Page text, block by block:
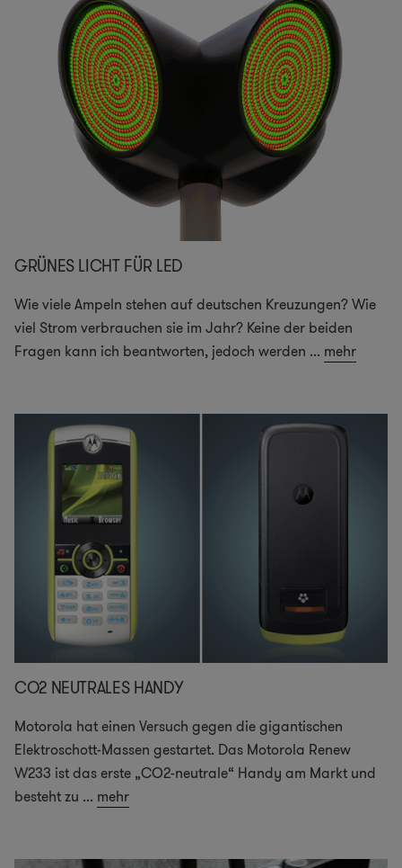
GRÜNES LICHT FÜR LED
Wie viele Ampeln stehen auf deutschen Kreuzungen? Wie
viel Strom verbrauchen sie im Jahr? Keine der beiden
Fragen kann ich beantworten, jedoch werden ... mehr
CO2 NEUTRALES HANDY
Motorola hat einen Versuch gegen die gigantischen
Elektroschott-Massen gestartet. Das Motorola Renew
W233 ist das erste „CO2-neutrale“ Handy am Markt und
besteht zu ... mehr